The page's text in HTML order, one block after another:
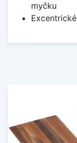
myčku